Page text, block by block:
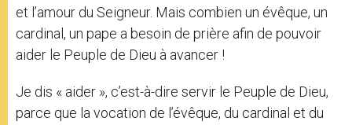
et l’amour du Seigneur. Mais combien un évêque, un
cardinal, un pape a besoin de prière afin de pouvoir
aider le Peuple de Dieu à avancer !
Je dis « aider », c’est-à-dire servir le Peuple de Dieu,
parce que la vocation de l’évêque, du cardinal et du